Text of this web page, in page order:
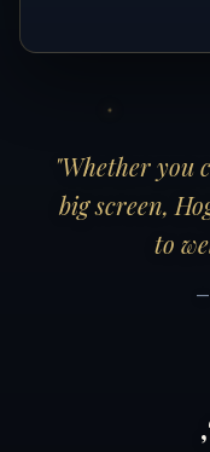
"Whether you
big screen,
to